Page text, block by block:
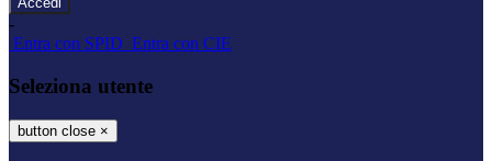
-
Entra con SPID Entra con CIE
Seleziona utente
button close ×